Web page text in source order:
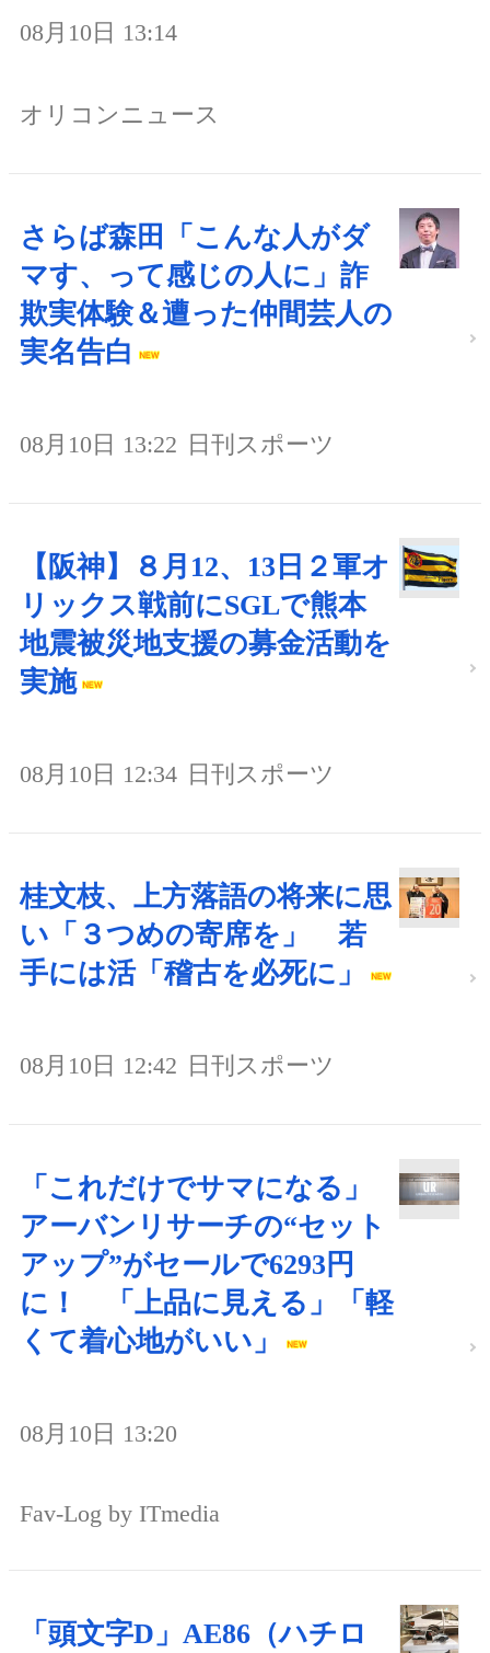
08月10日 13:14
オリコンニュース
さらば森田「こんな人がダ
マす、って感じの人に」詐
欺実体験＆遭った仲間芸人の
実名告白
08月10日 13:22 日刊スポーツ
【阪神】８月12、13日２軍オ
リックス戦前にSGLで熊本
地震被災地支援の募金活動を
実施
08月10日 12:34 日刊スポーツ
桂文枝、上方落語の将来に思
い「３つめの寄席を」 若
手には活「稽古を必死に」
08月10日 12:42 日刊スポーツ
「これだけでサマになる」
アーバンリサーチの“セット
アップ”がセールで6293円
に！ 「上品に見える」「軽
くて着心地がいい」
08月10日 13:20
Fav-Log by ITmedia
「頭文字D」AE86（ハチロ